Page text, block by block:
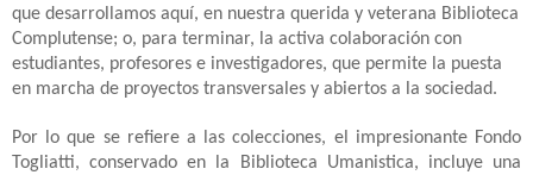
que desarrollamos aquí, en nuestra querida y veterana Biblioteca
Complutense; o, para terminar, la activa colaboración con
estudiantes, profesores e investigadores, que permite la puesta
en marcha de proyectos transversales y abiertos a la sociedad.
Por lo que se refiere a las colecciones, el impresionante Fondo
Togliatti, conservado en la Biblioteca Umanistica, incluye una